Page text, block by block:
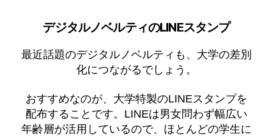
デジタルノベルティのLINEスタンプ
最近話題のデジタルノベルティも、大学の差別
化につながるでしょう。
おすすめなのが、大学特製のLINEスタンプを
配布することです。LINEは男女問わず幅広い
年齢層が活用しているので、ほとんどの学生に